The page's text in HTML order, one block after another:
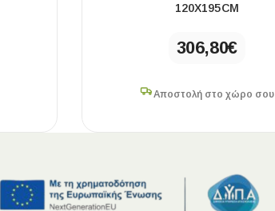
120Χ195CM
306,80€
Αποστολή στο χώρο σου